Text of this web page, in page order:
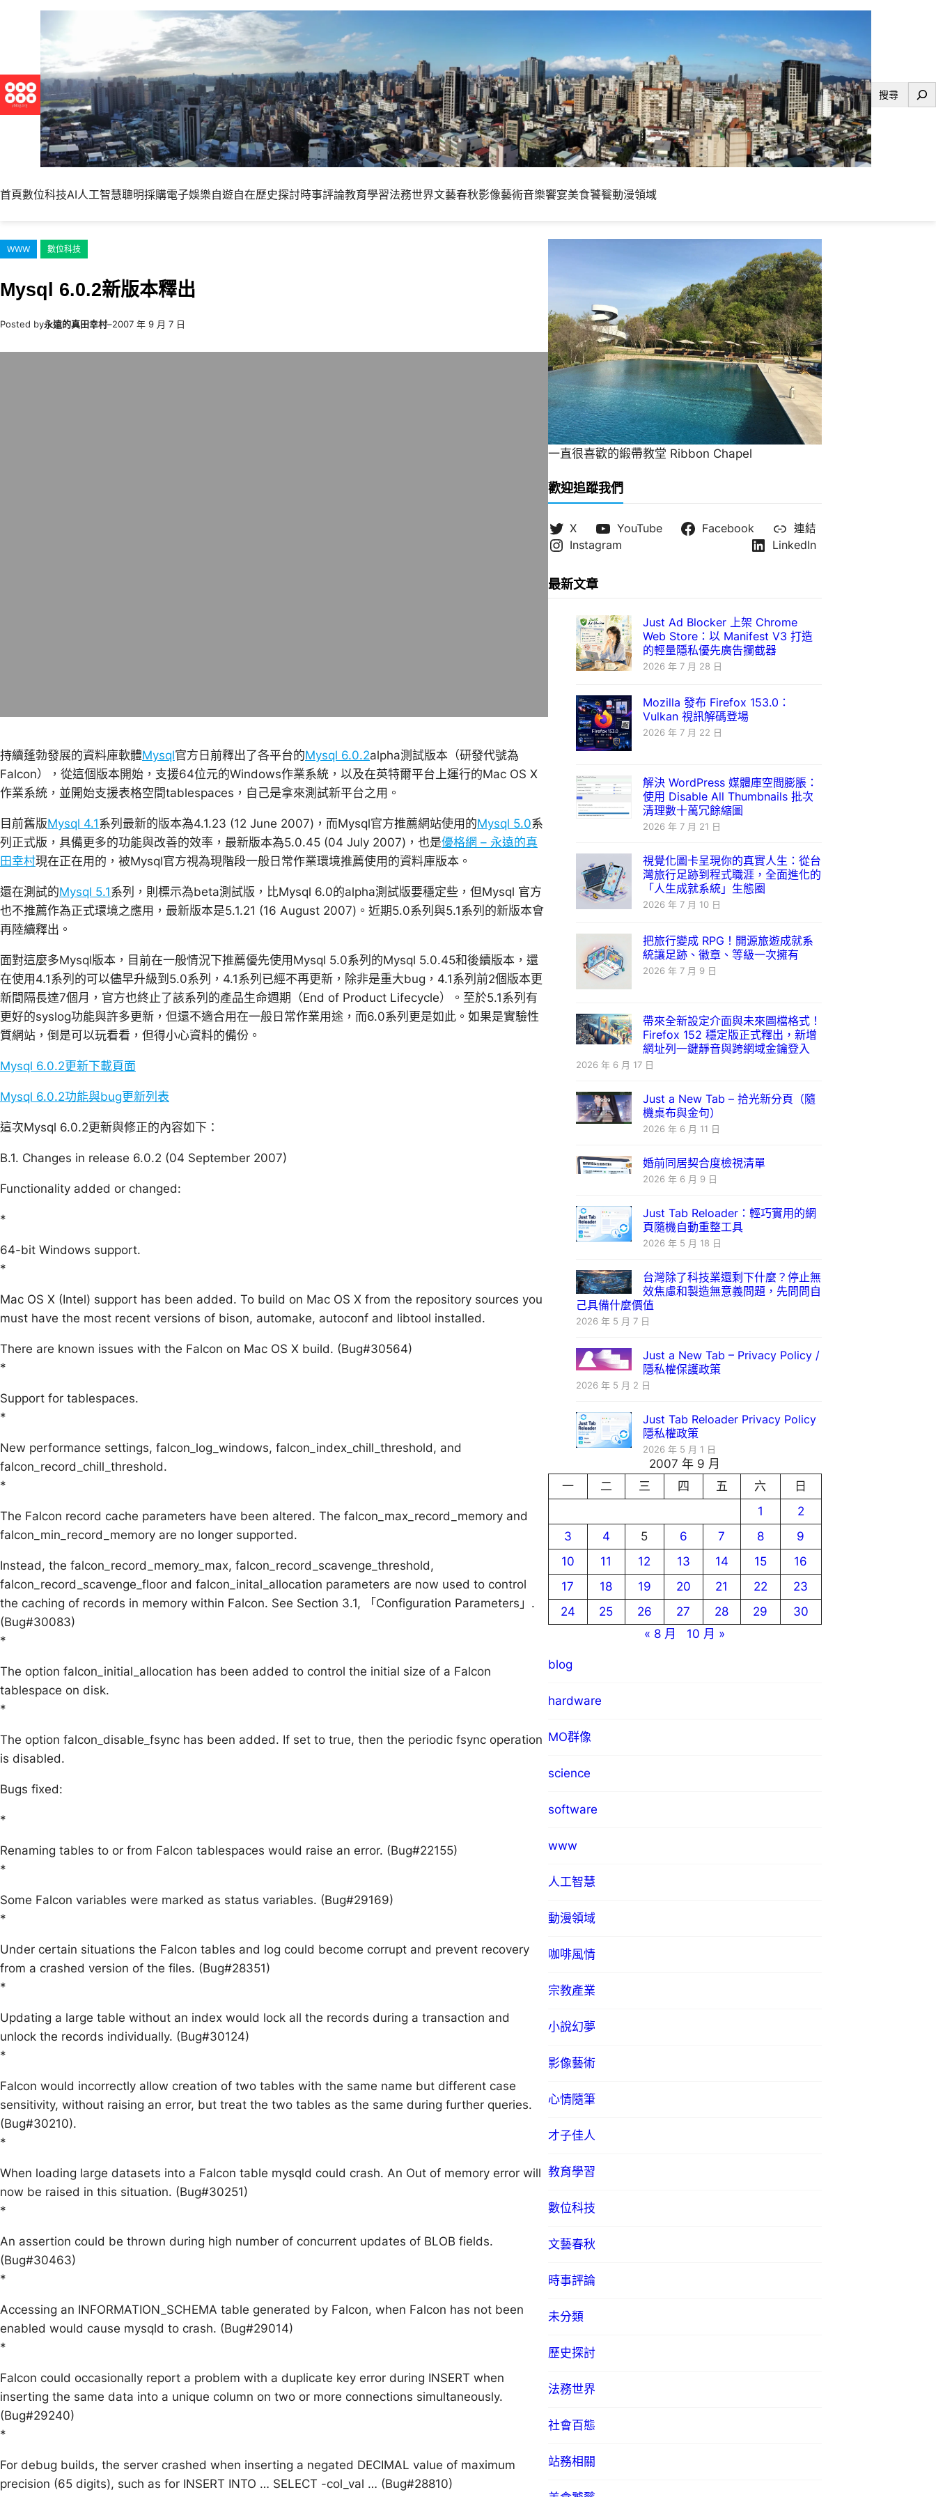
內
容
搜
首頁數位科技AI人工智慧聰明採購電子娛樂自遊自在歷史探討時事評論教育學習法務世界文藝春秋影像藝術音樂饗宴美食饕餮動漫領域
WWW 數位科技
Mysql 6.0.2新版本釋出
Posted by永遠的真田幸村–2007 年 9 月 7 日
持續蓬勃發展的資料庫軟體Mysql官方日前釋出了各平台的Mysql 6.0.2alpha測試版本（研發代號為
Falcon），從這個版本開始，支援64位元的Windows作業系統，以及在英特爾平台上運行的Mac OS X
作業系統，並開始支援表格空間tablespaces，自己是拿來測試新平台之用。
目前舊版Mysql 4.1系列最新的版本為4.1.23 (12 June 2007)，而Mysql官方推薦網站使用的Mysql 5.0系
列正式版，具備更多的功能與改善的效率，最新版本為5.0.45 (04 July 2007)，也是優格網 – 永遠的真
田幸村現在正在用的，被Mysql官方視為現階段一般日常作業環境推薦使用的資料庫版本。
還在測試的Mysql 5.1系列，則標示為beta測試版，比Mysql 6.0的alpha測試版要穩定些，但Mysql 官方
也不推薦作為正式環境之應用，最新版本是5.1.21 (16 August 2007)。近期5.0系列與5.1系列的新版本會
再陸續釋出。
面對這麼多Mysql版本，目前在一般情況下推薦優先使用Mysql 5.0系列的Mysql 5.0.45和後續版本，還
在使用4.1系列的可以儘早升級到5.0系列，4.1系列已經不再更新，除非是重大bug，4.1系列前2個版本更
新間隔長達7個月，官方也終止了該系列的產品生命週期（End of Product Lifecycle）。至於5.1系列有
更好的syslog功能與許多更新，但還不適合用在一般日常作業用途，而6.0系列更是如此。如果是實驗性
質網站，倒是可以玩看看，但得小心資料的備份。
Mysql 6.0.2更新下載頁面
Mysql 6.0.2功能與bug更新列表
這次Mysql 6.0.2更新與修正的內容如下：
B.1. Changes in release 6.0.2 (04 September 2007)
Functionality added or changed:
*
64-bit Windows support.
*
Mac OS X (Intel) support has been added. To build on Mac OS X from the repository sources you
must have the most recent versions of bison, automake, autoconf and libtool installed.
There are known issues with the Falcon on Mac OS X build. (Bug#30564)
*
Support for tablespaces.
*
New performance settings, falcon_log_windows, falcon_index_chill_threshold, and
falcon_record_chill_threshold.
*
The Falcon record cache parameters have been altered. The falcon_max_record_memory and
falcon_min_record_memory are no longer supported.
Instead, the falcon_record_memory_max, falcon_record_scavenge_threshold,
falcon_record_scavenge_floor and falcon_inital_allocation parameters are now used to control
the caching of records in memory within Falcon. See Section 3.1, 「Configuration Parameters」.
(Bug#30083)
*
The option falcon_initial_allocation has been added to control the initial size of a Falcon
tablespace on disk.
*
The option falcon_disable_fsync has been added. If set to true, then the periodic fsync operation
is disabled.
Bugs fixed:
*
Renaming tables to or from Falcon tablespaces would raise an error. (Bug#22155)
*
Some Falcon variables were marked as status variables. (Bug#29169)
*
Under certain situations the Falcon tables and log could become corrupt and prevent recovery
from a crashed version of the files. (Bug#28351)
*
Updating a large table without an index would lock all the records during a transaction and
unlock the records individually. (Bug#30124)
*
Falcon would incorrectly allow creation of two tables with the same name but different case
sensitivity, without raising an error, but treat the two tables as the same during further queries.
(Bug#30210).
*
When loading large datasets into a Falcon table mysqld could crash. An Out of memory error will
now be raised in this situation. (Bug#30251)
*
An assertion could be thrown during high number of concurrent updates of BLOB fields.
(Bug#30463)
*
Accessing an INFORMATION_SCHEMA table generated by Falcon, when Falcon has not been
enabled would cause mysqld to crash. (Bug#29014)
*
Falcon could occasionally report a problem with a duplicate key error during INSERT when
inserting the same data into a unique column on two or more connections simultaneously.
(Bug#29240)
*
For debug builds, the server crashed when inserting a negated DECIMAL value of maximum
precision (65 digits), such as for INSERT INTO … SELECT -col_val … (Bug#28810)
一直很喜歡的緞帶教堂 Ribbon Chapel
歡迎追蹤我們
X YouTube Facebook
連結
Instagram
LinkedIn
最新文章
Just Ad Blocker 上架 Chrome
Web Store：以 Manifest V3 打造
的輕量隱私優先廣告攔截器
2026 年 7 月 28 日
Mozilla 發布 Firefox 153.0：
Vulkan 視訊解碼登場
2026 年 7 月 22 日
解決 WordPress 媒體庫空間膨脹：
使用 Disable All Thumbnails 批次
清理數十萬冗餘縮圖
2026 年 7 月 21 日
視覺化圖卡呈現你的真實人生：從台
灣旅行足跡到程式職涯，全面進化的
「人生成就系統」生態圈
2026 年 7 月 10 日
把旅行變成 RPG！開源旅遊成就系
統讓足跡、徽章、等級一次擁有
2026 年 7 月 9 日
帶來全新設定介面與未來圖檔格式！
Firefox 152 穩定版正式釋出，新增
網址列一鍵靜音與跨網域金鑰登入
2026 年 6 月 17 日
Just a New Tab – 拾光新分頁（隨
機桌布與金句）
2026 年 6 月 11 日
婚前同居契合度檢視清單
2026 年 6 月 9 日
Just Tab Reloader：輕巧實用的網
頁隨機自動重整工具
2026 年 5 月 18 日
台灣除了科技業還剩下什麼？停止無
效焦慮和製造無意義問題，先問問自
己具備什麼價值
2026 年 5 月 7 日
Just a New Tab – Privacy Policy /
隱私權保護政策
2026 年 5 月 2 日
Just Tab Reloader Privacy Policy
隱私權政策
2026 年 5 月 1 日
2007 年 9 月
一
二 三 四 五 六
日
1
2
3
4 5 6 7 8
9
10
11 12 13 14 15
16
17
18 19 20 21 22
23
24
25 26 27 28 29
30
« 8 月
10 月 »
blog
hardware
MO群像
science
software
www
人工智慧
動漫領域
咖啡風情
宗教產業
小說幻夢
影像藝術
心情隨筆
才子佳人
教育學習
數位科技
文藝春秋
時事評論
未分類
歷史探討
法務世界
社會百態
站務相關